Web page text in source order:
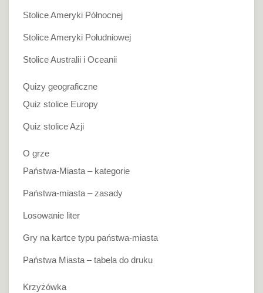
Stolice Ameryki Północnej
Stolice Ameryki Południowej
Stolice Australii i Oceanii
Quizy geograficzne
Quiz stolice Europy
Quiz stolice Azji
O grze
Państwa-Miasta – kategorie
Państwa-miasta – zasady
Losowanie liter
Gry na kartce typu państwa-miasta
Państwa Miasta – tabela do druku
Krzyżówka